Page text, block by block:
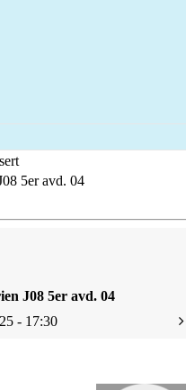
5er avd. 04
J08 5er avd. 04
- 17:30